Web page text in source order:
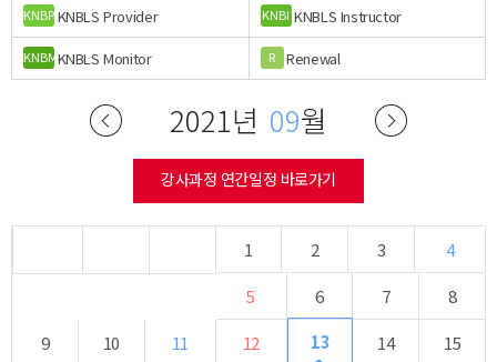
KNBPKNBLS Provider KNBI KNBLS Instructor
KNBMKNBLS Monitor R Renewal
2021년 09월
강사과정 연간일정 바로가기
1 2 3
4
5
6 7
8
9
10 11 12 13 14
15